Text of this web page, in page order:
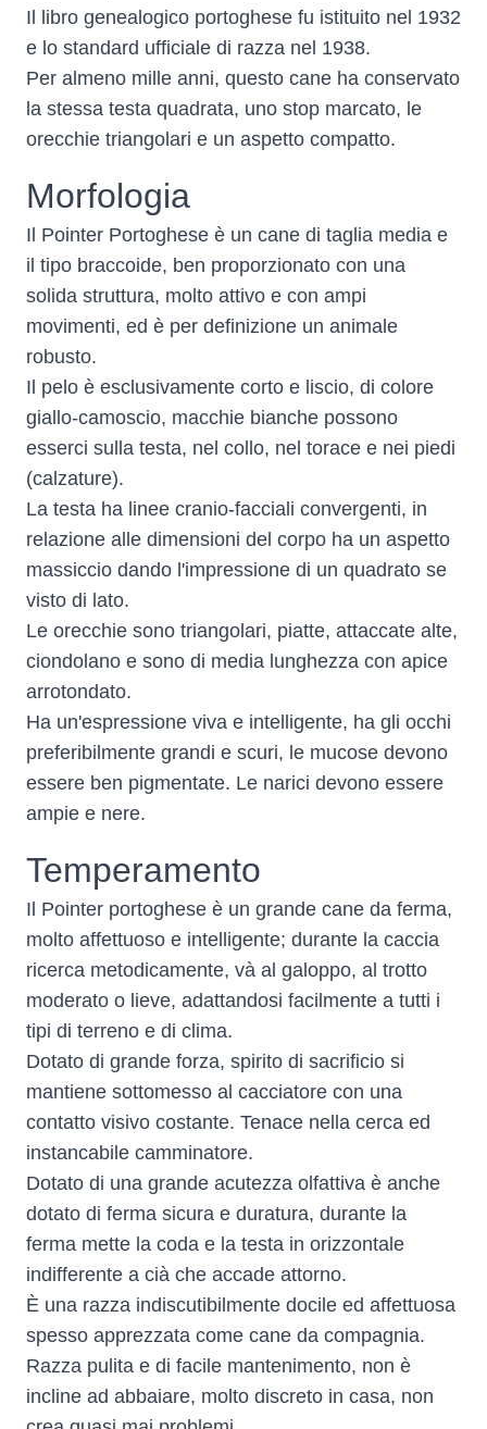
Il libro genealogico portoghese fu istituito nel 1932
e lo standard ufficiale di razza nel 1938.
Per almeno mille anni, questo cane ha conservato
la stessa testa quadrata, uno stop marcato, le
orecchie triangolari e un aspetto compatto.
Morfologia
Il Pointer Portoghese è un cane di taglia media e
il tipo braccoide, ben proporzionato con una
solida struttura, molto attivo e con ampi
movimenti, ed è per definizione un animale
robusto.
Il pelo è esclusivamente corto e liscio, di colore
giallo-camoscio, macchie bianche possono
esserci sulla testa, nel collo, nel torace e nei piedi
(calzature).
La testa ha linee cranio-facciali convergenti, in
relazione alle dimensioni del corpo ha un aspetto
massiccio dando l'impressione di un quadrato se
visto di lato.
Le orecchie sono triangolari, piatte, attaccate alte,
ciondolano e sono di media lunghezza con apice
arrotondato.
Ha un'espressione viva e intelligente, ha gli occhi
preferibilmente grandi e scuri, le mucose devono
essere ben pigmentate. Le narici devono essere
ampie e nere.
Temperamento
Il Pointer portoghese è un grande cane da ferma,
molto affettuoso e intelligente; durante la caccia
ricerca metodicamente, và al galoppo, al trotto
moderato o lieve, adattandosi facilmente a tutti i
tipi di terreno e di clima.
Dotato di grande forza, spirito di sacrificio si
mantiene sottomesso al cacciatore con una
contatto visivo costante. Tenace nella cerca ed
instancabile camminatore.
Dotato di una grande acutezza olfattiva è anche
dotato di ferma sicura e duratura, durante la
ferma mette la coda e la testa in orizzontale
indifferente a cià che accade attorno.
È una razza indiscutibilmente docile ed affettuosa
spesso apprezzata come cane da compagnia.
Razza pulita e di facile mantenimento, non è
incline ad abbaiare, molto discreto in casa, non